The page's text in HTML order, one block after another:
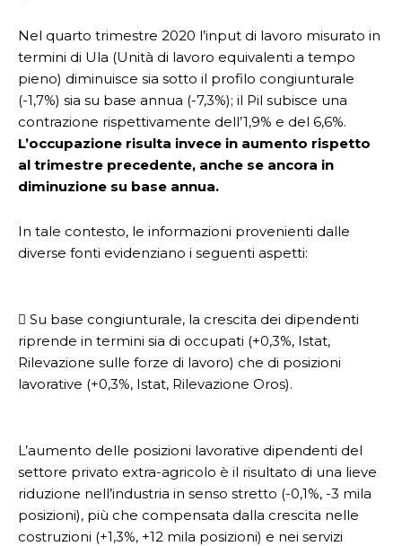
Nel quarto trimestre 2020 l’input di lavoro misurato in
termini di Ula (Unità di lavoro equivalenti a tempo
pieno) diminuisce sia sotto il profilo congiunturale
(-1,7%) sia su base annua (-7,3%); il Pil subisce una
contrazione rispettivamente dell’1,9% e del 6,6%.
L’occupazione risulta invece in aumento rispetto
al trimestre precedente, anche se ancora in
diminuzione su base annua.
In tale contesto, le informazioni provenienti dalle
diverse fonti evidenziano i seguenti aspetti:
 Su base congiunturale, la crescita dei dipendenti
riprende in termini sia di occupati (+0,3%, Istat,
Rilevazione sulle forze di lavoro) che di posizioni
lavorative (+0,3%, Istat, Rilevazione Oros).
L’aumento delle posizioni lavorative dipendenti del
settore privato extra-agricolo è il risultato di una lieve
riduzione nell’industria in senso stretto (-0,1%, -3 mila
posizioni), più che compensata dalla crescita nelle
costruzioni (+1,3%, +12 mila posizioni) e nei servizi